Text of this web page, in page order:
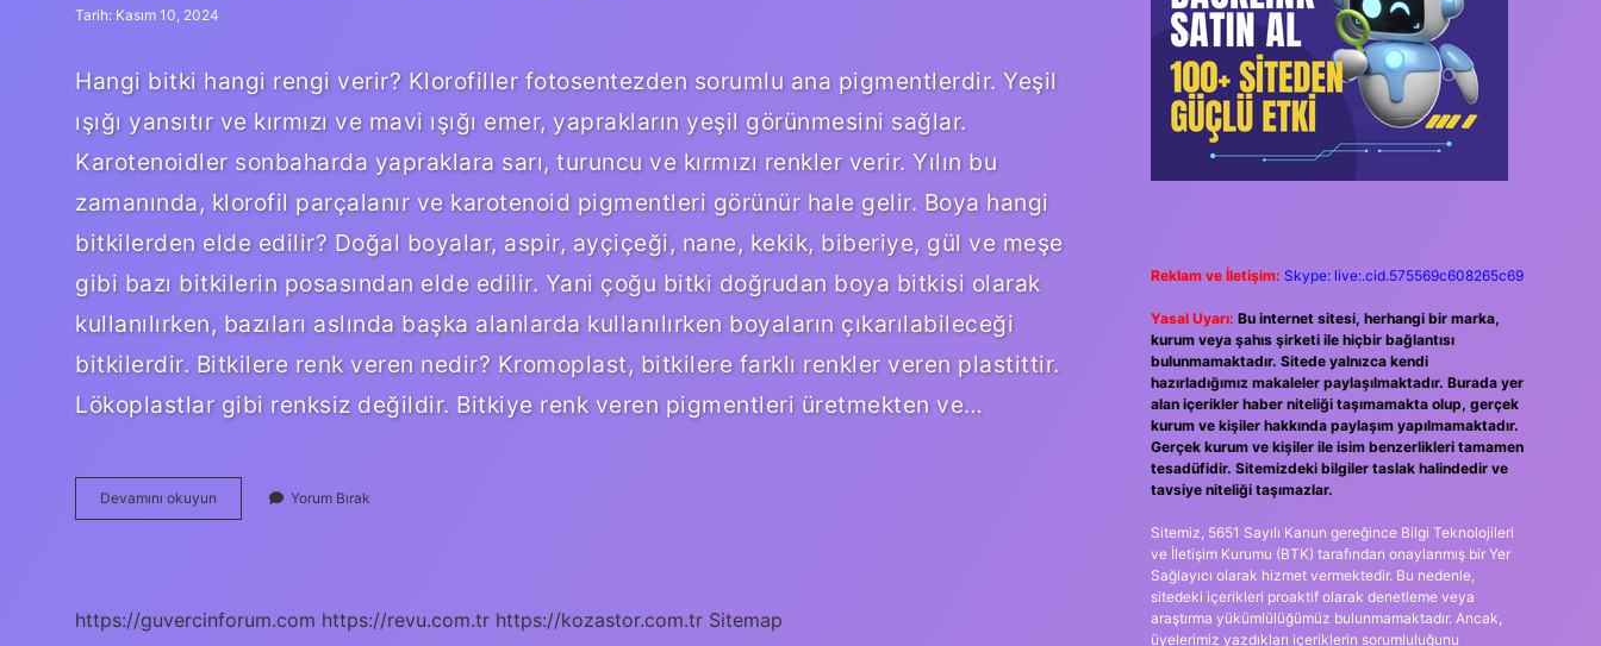
Tarih: Kasım 10, 2024
Hangi bitki hangi rengi verir? Klorofiller fotosentezden sorumlu ana pigmentlerdir. Yeşil
ışığı yansıtır ve kırmızı ve mavi ışığı emer, yaprakların yeşil görünmesini sağlar.
Karotenoidler sonbaharda yapraklara sarı, turuncu ve kırmızı renkler verir. Yılın bu
zamanında, klorofil parçalanır ve karotenoid pigmentleri görünür hale gelir. Boya hangi
bitkilerden elde edilir? Doğal boyalar, aspir, ayçiçeği, nane, kekik, biberiye, gül ve meşe
gibi bazı bitkilerin posasından elde edilir. Yani çoğu bitki doğrudan boya bitkisi olarak
kullanılırken, bazıları aslında başka alanlarda kullanılırken boyaların çıkarılabileceği
bitkilerdir. Bitkilere renk veren nedir? Kromoplast, bitkilere farklı renkler veren plastittir.
Lökoplastlar gibi renksiz değildir. Bitkiye renk veren pigmentleri üretmekten ve…
Devamını okuyun
Veren
Yorum Bırak
https://guvercinforum.com https://revu.com.tr https://kozastor.com.tr Sitemap
Reklam ve İletişim: Skype: live:.cid.575569c608265c69
Yasal Uyarı: Bu internet sitesi, herhangi bir marka,
kurum veya şahıs şirketi ile hiçbir bağlantısı
bulunmamaktadır. Sitede yalnızca kendi
hazırladığımız makaleler paylaşılmaktadır. Burada yer
alan içerikler haber niteliği taşımamakta olup, gerçek
kurum ve kişiler hakkında paylaşım yapılmamaktadır.
Gerçek kurum ve kişiler ile isim benzerlikleri tamamen
tesadüfidir. Sitemizdeki bilgiler taslak halindedir ve
tavsiye niteliği taşımazlar.
Sitemiz, 5651 Sayılı Kanun gereğince Bilgi Teknolojileri
ve İletişim Kurumu (BTK) tarafından onaylanmış bir Yer
Sağlayıcı olarak hizmet vermektedir. Bu nedenle,
sitedeki içerikleri proaktif olarak denetleme veya
araştırma yükümlülüğümüz bulunmamaktadır. Ancak,
üyelerimiz yazdıkları içeriklerin sorumluluğunu